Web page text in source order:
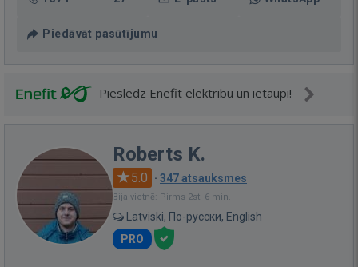
Piedāvāt pasūtījumu
Pieslēdz Enefit elektrību un ietaupi!
Roberts K.
5.0 · 347 atsauksmes
Bija vietnē: Pirms 2st. 6 min.
Latviski, По-русски, English
PRO